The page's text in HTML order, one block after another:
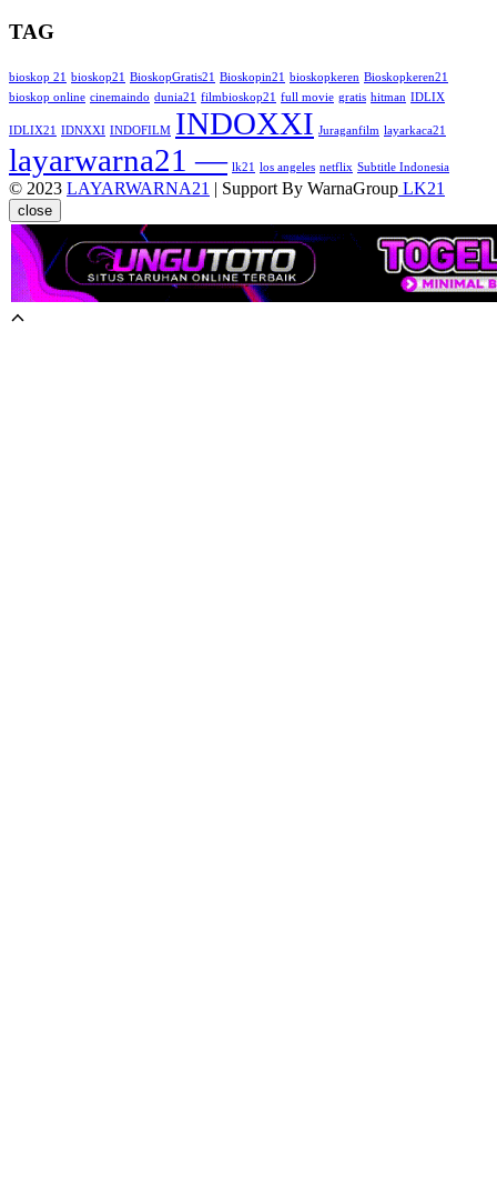
TAG
bioskop 21 bioskop21 BioskopGratis21 Bioskopin21 bioskopkeren Bioskopkeren21
bioskop online cinemaindo dunia21 filmbioskop21 full movie gratis hitman IDLIX
IDLIX21 IDNXXI INDOFILM INDOXXI Juraganfilm layarkaca21
layarwarna21 — lk21 los angeles netflix Subtitle Indonesia
© 2023 LAYARWARNA21 | Support By WarnaGroup LK21
close